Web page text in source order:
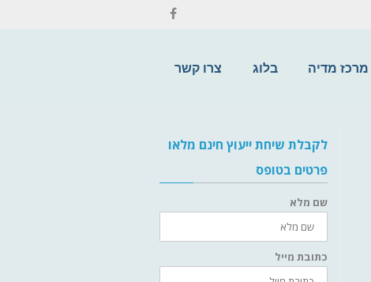
מרכז מדיה בלוג צרו קשר
לקבלת שיחת ייעוץ חינם מלאו
פרטים בטופס
שם מלא
כתובת מייל